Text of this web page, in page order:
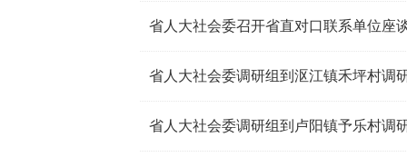
省人大社会委召开省直对口联系单位座
省人大社会委调研组到沤江镇禾坪村调
省人大社会委调研组到卢阳镇予乐村调